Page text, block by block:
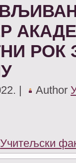
РОК
| Author
Учитељски